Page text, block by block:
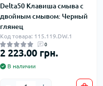
Delta50 Клавиша смыва с
двойным смывом: Черный
глянец
Код товара: 115.119.DW.1
0
2 223.00 грн.
В наличии